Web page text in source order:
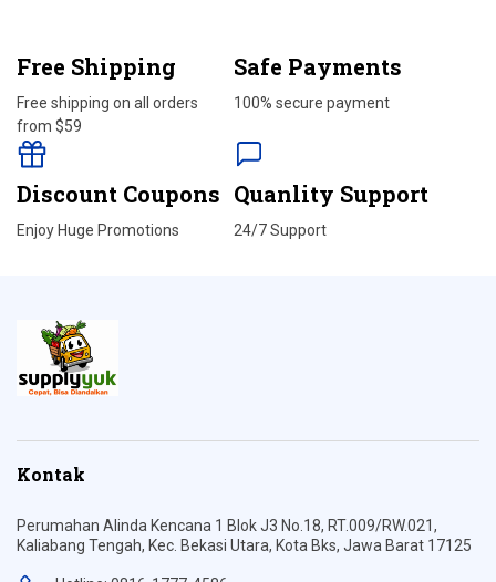
Free Shipping
Free shipping on all orders
from $59
Safe Payments
100% secure payment
Discount Coupons
Enjoy Huge Promotions
Quanlity Support
24/7 Support
Kontak
Perumahan Alinda Kencana 1 Blok J3 No.18, RT.009/RW.021,
Kaliabang Tengah, Kec. Bekasi Utara, Kota Bks, Jawa Barat 17125